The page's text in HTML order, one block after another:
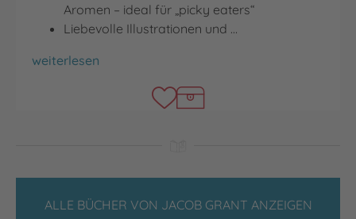
Aromen – ideal für „picky eaters“
Liebevolle Illustrationen und …
Umami
weiterlesen
ALLE BÜCHER VON JACOB GRANT ANZEIGEN